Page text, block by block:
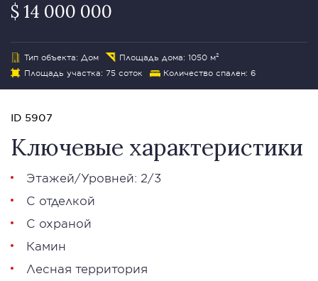
$ 14 000 000
Тип объекта: Дом
Площадь дома: 1050 м²
Площадь участка: 75 соток
Количество спален: 6
ID 5907
Ключевые характеристики
Этажей/Уровней: 2/3
С отделкой
С охраной
Камин
Лесная территория